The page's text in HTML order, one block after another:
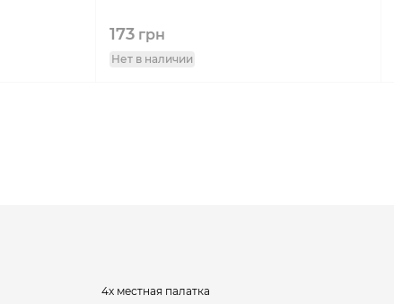
173грн
Нет в наличии
4х местная палатка